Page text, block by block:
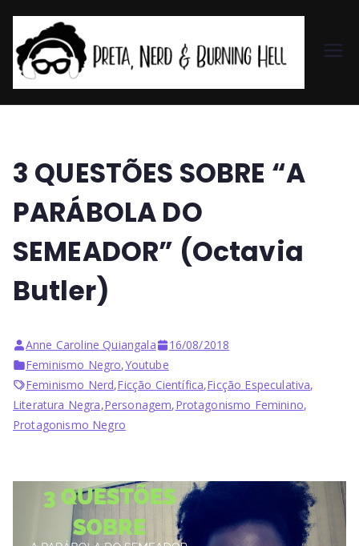
et
N
rni
He
ll
3 QUESTÕES SOBRE “A
PARÁBOLA DO
SEMEADOR” (Octavia
Butler)
Anne Caroline Quiangala
16/08/2018
Feminismo Negro,Youtube
Feminismo Nerd,Ficção Científica,Ficção Especulativa,
Literatura Negra,Personagem,Protagonismo Feminino,
Protagonismo Negro